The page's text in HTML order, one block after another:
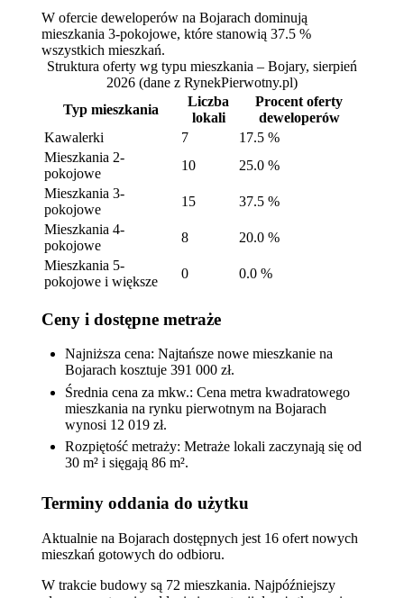
W ofercie deweloperów na Bojarach dominują
mieszkania 3-pokojowe, które stanowią 37.5 %
wszystkich mieszkań.
Struktura oferty wg typu mieszkania – Bojary, sierpień
2026 (dane z RynekPierwotny.pl)
Typ mieszkania
Liczba
lokali
Procent oferty
deweloperów
Kawalerki
7
17.5 %
Mieszkania 2-
pokojowe
10
25.0 %
Mieszkania 3-
pokojowe
15
37.5 %
Mieszkania 4-
pokojowe
8
20.0 %
Mieszkania 5-
pokojowe i większe
0 0.0 %
Ceny i dostępne metraże
Najniższa cena: Najtańsze nowe mieszkanie na
Bojarach kosztuje 391 000 zł.
Średnia cena za mkw.: Cena metra kwadratowego
mieszkania na rynku pierwotnym na Bojarach
wynosi 12 019 zł.
Rozpiętość metraży: Metraże lokali zaczynają się od
30 m² i sięgają 86 m².
Terminy oddania do użytku
Aktualnie na Bojarach dostępnych jest 16 ofert nowych
mieszkań gotowych do odbioru.
W trakcie budowy są 72 mieszkania. Najpóźniejszy